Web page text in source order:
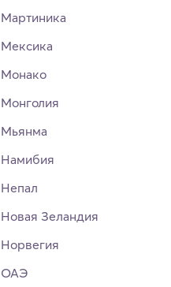
Мартиника
Мексика
Монако
Монголия
Мьянма
Намибия
Непал
Новая Зеландия
Норвегия
ОАЭ